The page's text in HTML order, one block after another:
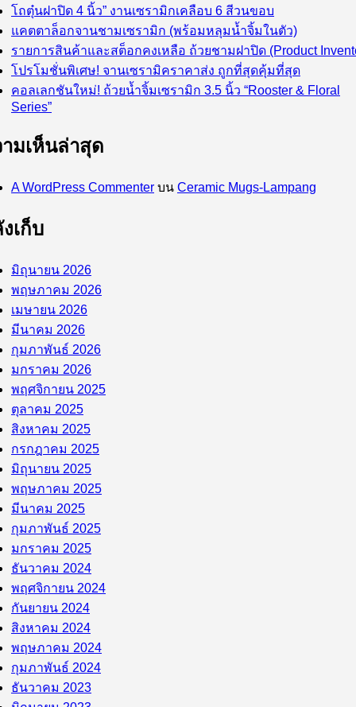
โถตุ๋นฝาปิด 4 นิ้ว” งานเซรามิกเคลือบ 6 สีวนขอบ
แคตตาล็อกจานชามเซรามิก (พร้อมหลุมน้ำจิ้มในตัว)
รายการสินค้าและสต็อกคงเหลือ ถ้วยชามฝาปิด (Product
โปรโมชั่นพิเศษ! จานเซรามิคราคาส่ง ถูกที่สุดคุ้มที่สุด
คอลเลกชันใหม่! ถ้วยน้ำจิ้มเซรามิก 3.5 นิ้ว “Rooster & Floral
Series”
มเห็นล่าสุด
A WordPress Commenter บน Ceramic Mugs-Lampang
เก็บ
มิถุนายน 2026
พฤษภาคม 2026
เมษายน 2026
มีนาคม 2026
กุมภาพันธ์ 2026
มกราคม 2026
พฤศจิกายน 2025
ตุลาคม 2025
สิงหาคม 2025
กรกฎาคม 2025
มิถุนายน 2025
พฤษภาคม 2025
มีนาคม 2025
กุมภาพันธ์ 2025
มกราคม 2025
ธันวาคม 2024
พฤศจิกายน 2024
กันยายน 2024
สิงหาคม 2024
พฤษภาคม 2024
กุมภาพันธ์ 2024
ธันวาคม 2023